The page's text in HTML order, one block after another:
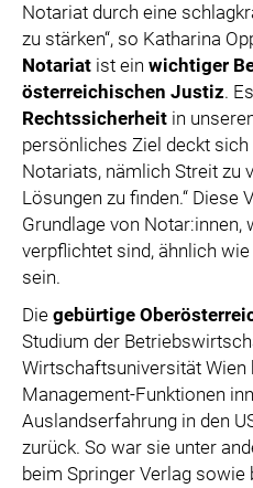
Notariat durch eine
zu stärken“, so Katharina
Notariat ist ein wichtiger
österreichischen Justiz.
Rechtssicherheit in
persönliches Ziel deckt
Notariats, nämlich Streit zu
Lösungen zu finden.“ Diese
Grundlage von Notar:innen,
verpflichtet sind, ähnlich
sein.
Die gebürtige
Studium der
Wirtschaftsuniversität Wien
Management-Funktionen
Auslandserfahrung in den
zurück. So war sie unter
beim Springer Verlag